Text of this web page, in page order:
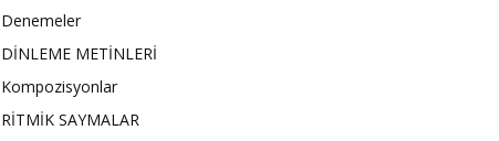
Denemeler
DİNLEME METİNLERİ
Kompozisyonlar
RİTMİK SAYMALAR